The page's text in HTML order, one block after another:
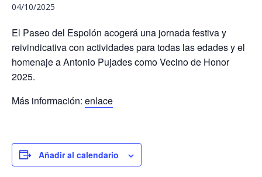
04/10/2025
El Paseo del Espolón acogerá una jornada festiva y
reivindicativa con actividades para todas las edades y el
homenaje a Antonio Pujades como Vecino de Honor
2025.
Más información: enlace
Añadir al calendario